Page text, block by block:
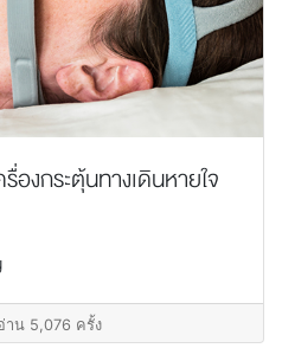
องกระตุ้นทางเดินหายใจ
าน 5,076 ครั้ง